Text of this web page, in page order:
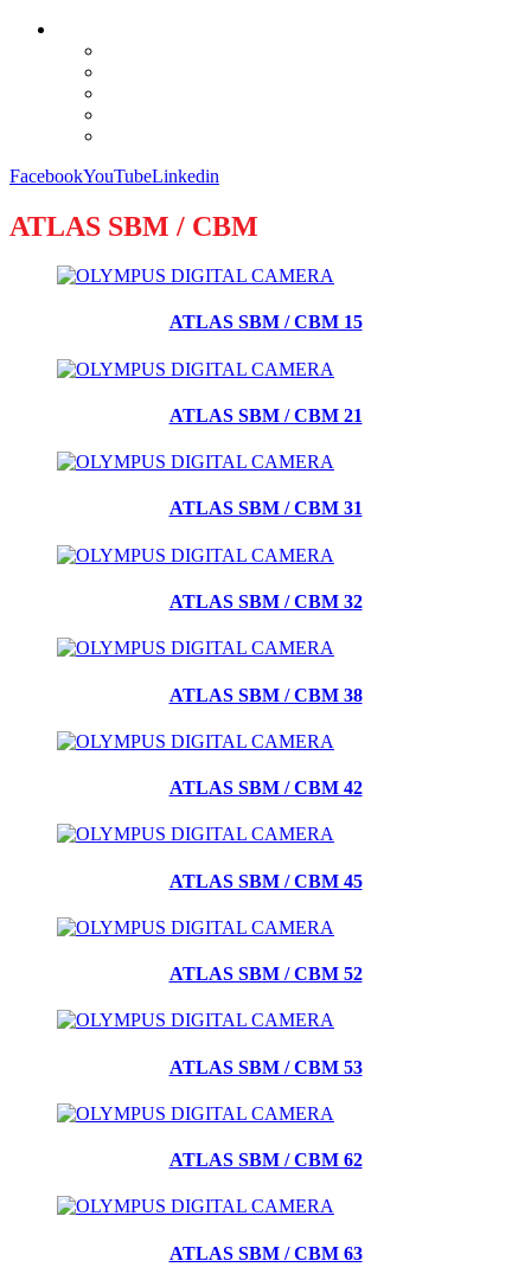
FacebookYouTubeLinkedin
ATLAS SBM / CBM
ATLAS SBM / CBM 15
ATLAS SBM / CBM 21
ATLAS SBM / CBM 31
ATLAS SBM / CBM 32
ATLAS SBM / CBM 38
ATLAS SBM / CBM 42
ATLAS SBM / CBM 45
ATLAS SBM / CBM 52
ATLAS SBM / CBM 53
ATLAS SBM / CBM 62
ATLAS SBM / CBM 63